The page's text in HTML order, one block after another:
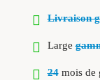
Livraison
Large
24mois de